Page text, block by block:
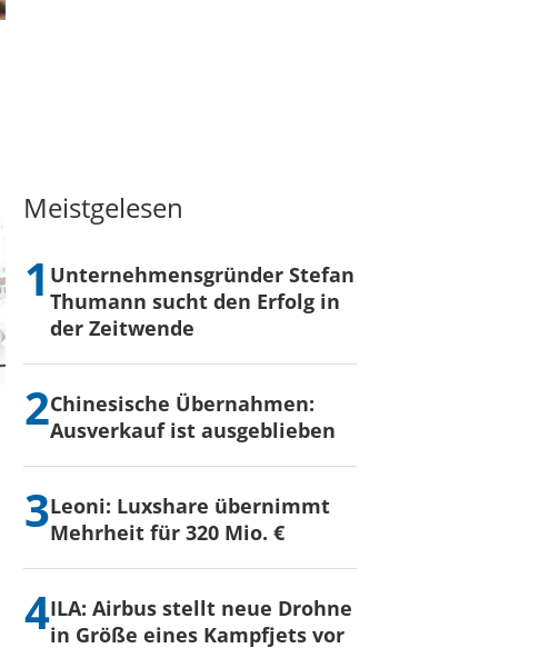
Meistgelesen
Unternehmensgründer Stefan
Thumann sucht den Erfolg in
der Zeitwende
Chinesische Übernahmen:
Ausverkauf ist ausgeblieben
Leoni: Luxshare übernimmt
Mehrheit für 320 Mio. €
ILA: Airbus stellt neue Drohne
in Größe eines Kampfjets vor